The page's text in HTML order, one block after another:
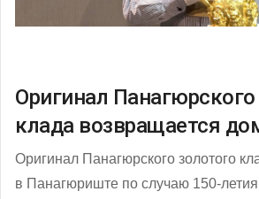
Оригинал Панагюрского
клада возвращается
Оригинал Панагюрского золотого
в Панагюриште по случаю 150-летия